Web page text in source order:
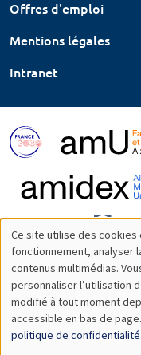
Offres d'emploi
Mentions légales
Intranet
Utilisation
des
données
personnelles
Ce site utilise des
fonctionnement, analyser
contenus multimédias.
personnaliser l’utilisation
modifié à tout moment
accessible en bas de
politique de confidentialité